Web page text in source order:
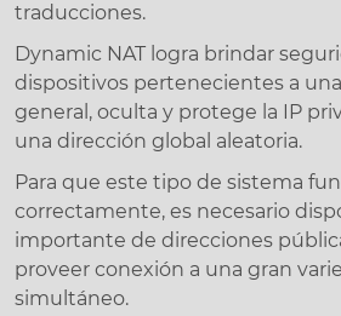
traducciones.
Dynamic NAT logra brindar
dispositivos pertenecientes a
general, oculta y protege la IP
una dirección global aleatoria.
Para que este tipo de sistema
correctamente, es necesario
importante de direcciones
proveer conexión a una gran
simultáneo.